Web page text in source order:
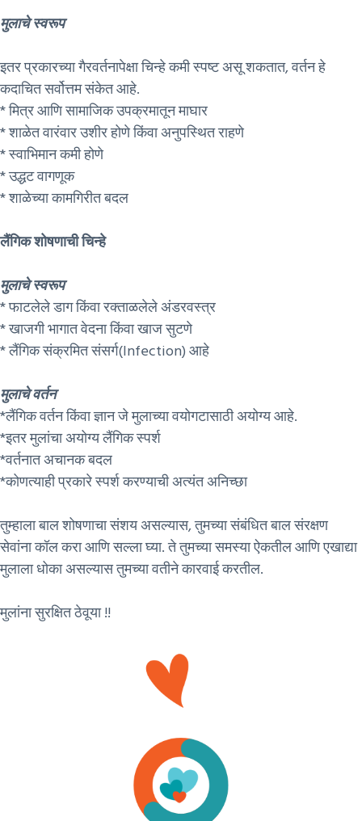
मुलाचे स्वरूप
इतर प्रकारच्या गैरवर्तनापेक्षा चिन्हे कमी स्पष्ट असू शकतात, वर्तन हे
कदाचित सर्वोत्तम संकेत आहे.
* मित्र आणि सामाजिक उपक्रमातून माघार
* शाळेत वारंवार उशीर होणे किंवा अनुपस्थित राहणे
* स्वाभिमान कमी होणे
* उद्धट वागणूक
* शाळेच्या कामगिरीत बदल
लैंगिक शोषणाची चिन्हे
मुलाचे स्वरूप
* फाटलेले डाग किंवा रक्ताळलेले अंडरवस्त्र
* खाजगी भागात वेदना किंवा खाज सुटणे
* लैंगिक संक्रमित संसर्ग(Infection) आहे
मुलाचे वर्तन
*लैंगिक वर्तन किंवा ज्ञान जे मुलाच्या वयोगटासाठी अयोग्य आहे.
*इतर मुलांचा अयोग्य लैंगिक स्पर्श
*वर्तनात अचानक बदल
*कोणत्याही प्रकारे स्पर्श करण्याची अत्यंत अनिच्छा
तुम्हाला बाल शोषणाचा संशय असल्यास, तुमच्या संबंधित बाल संरक्षण
सेवांना कॉल करा आणि सल्ला घ्या. ते तुमच्या समस्या ऐकतील आणि एखाद्या
मुलाला धोका असल्यास तुमच्या वतीने कारवाई करतील.
मुलांना सुरक्षित ठेवूया !!